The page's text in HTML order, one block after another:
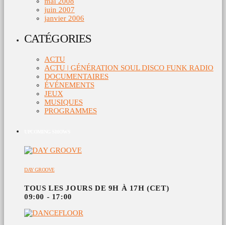
juin 2007
janvier 2006
CATÉGORIES
ACTU
ACTU | GÉNÉRATION SOUL DISCO FUNK RADIO
DOCUMENTAIRES
ÉVÉNEMENTS
JEUX
MUSIQUES
PROGRAMMES
DAY GROOVE
TOUS LES JOURS DE 9H À 17H (CET)
09:00 - 17:00